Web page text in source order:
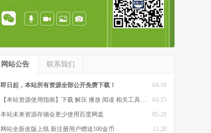
网站公告 联系我们
04-19
即日起，本站所有资源全部公开免费下载！
03-25
【本站资源使用指南】下载 解压 播放 阅读 相关工具软件
05-28
本站未来资源存储会更少使用百度网盘
12-28
网站全新改版上线 新注册用户赠送100金币